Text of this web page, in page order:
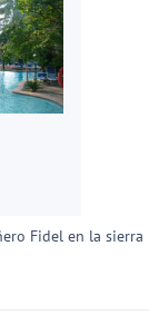
Fidel en la sierra